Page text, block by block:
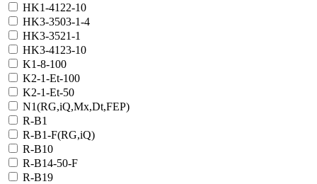
HK1-4122-10
HK3-3503-1-4
HK3-3521-1
HK3-4123-10
K1-8-100
K2-1-Et-100
K2-1-Et-50
N1(RG,iQ,Mx,Dt,FEP)
R-B1
R-B1-F(RG,iQ)
R-B10
R-B14-50-F
R-B19